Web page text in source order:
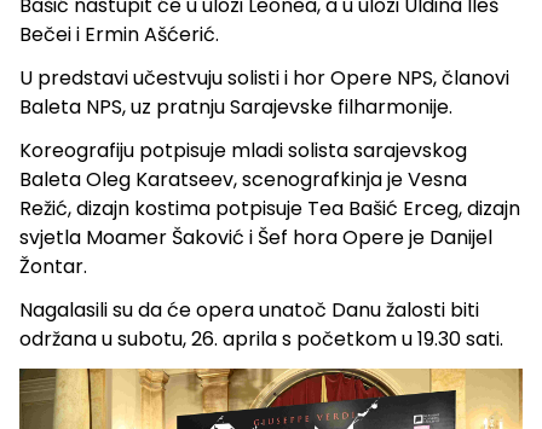
Bečei i Ermin Ašćerić.
U predstavi učestvuju solisti i hor Opere NPS, članovi
Baleta NPS, uz pratnju Sarajevske filharmonije.
Koreografiju potpisuje mladi solista sarajevskog
Baleta Oleg Karatseev, scenografkinja je Vesna
Režić, dizajn kostima potpisuje Tea Bašić Erceg, dizajn
svjetla Moamer Šaković i Šef hora Opere je Danijel
Žontar.
Nagalasili su da će opera unatoč Danu žalosti biti
održana u subotu, 26. aprila s početkom u 19.30 sati.